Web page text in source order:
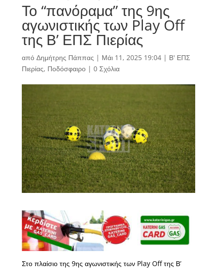
Το “πανόραμα” της 9ης
αγωνιστικής των Play Off
της Β’ ΕΠΣ Πιερίας
από Δημήτρης Πάππας | Μάι 11, 2025 19:04| Β' ΕΠΣ
Πιερίας, Ποδόσφαιρο| 0 Σχόλια
Στο πλαίσιο της 9ης αγωνιστικής των Play Off της Β’